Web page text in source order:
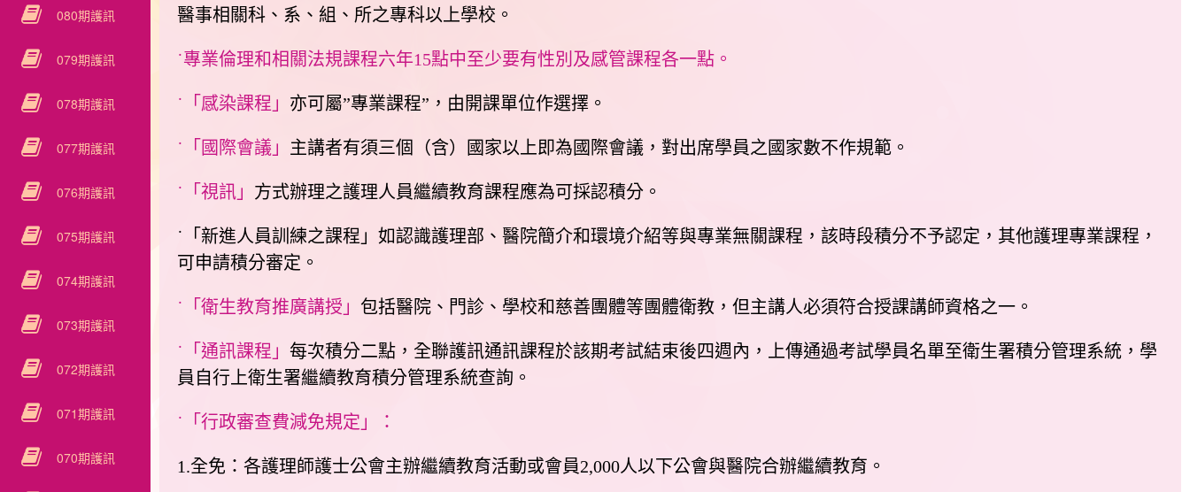
080期護訊
079期護訊
078期護訊
077期護訊
076期護訊
075期護訊
074期護訊
073期護訊
072期護訊
071期護訊
070期護訊
醫事相關科、系、組、所之專科以上學校。
˙專業倫理和相關法規課程六年15點中至少要有性別及感管課程各一點。
˙「感染課程」 亦可屬”專業課程”，由開課單位作選擇。
˙「國際會議」 主講者有須三個（含）國家以上即為國際會議，對出席學員之國家數不作規範。
˙「視訊」 方式辦理之護理人員繼續教育課程應為可採認積分。
˙「新進人員訓練之課程」如認識護理部、醫院簡介和環境介紹等與專業無關課程，該時段積分不予認定，其他護理專業課程，
可申請積分審定。
˙「衛生教育推廣講授」 包括醫院、門診、學校和慈善團體等團體衛教，但主講人必須符合授課講師資格之一。
˙「通訊課程」 每次積分二點，全聯護訊通訊課程於該期考試結束後四週內，上傳通過考試學員名單至衛生署積分管理系統，學
員自行上衛生署繼續教育積分管理系統查詢。
˙「行政審查費減免規定」：
1.全免：各護理師護士公會主辦繼續教育活動或會員2,000人以下公會與醫院合辦繼續教育。